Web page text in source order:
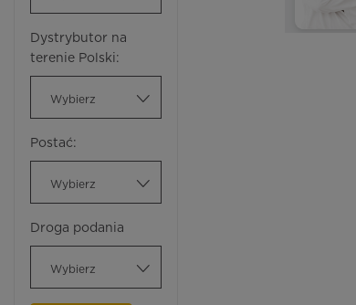
Dystrybutor na
terenie Polski:
Wybierz
Postać:
Wybierz
Droga podania
Wybierz